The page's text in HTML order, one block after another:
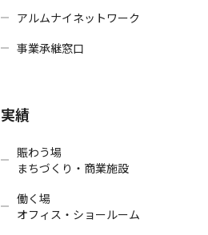
アルムナイネットワーク
事業承継窓口
実績
賑わう場
まちづくり・商業施設
働く場
オフィス・ショールーム